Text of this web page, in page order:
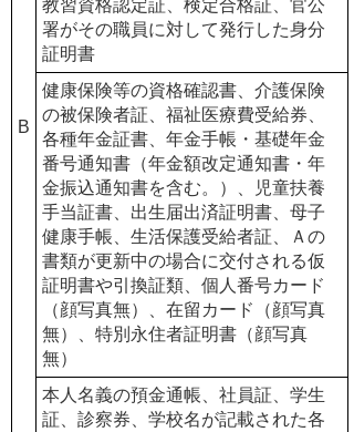
B
教習資格認定証、検定合格証、官公
署がその職員に対して発行した身分
証明書
健康保険等の資格確認書、 介護保険
の被保険者証、 福祉医療費受給券、
各種年金証書、年金手帳・基礎年金
番号通知書（年金額改定通知書・年
金振込通知書を含む。）、児童扶養
手当証書、出生届出済証明書、母子
健康手帳、生活保護受給者証、Ａの
書類が更新中の場合に交付される仮
証明書や引換証類、個人番号カード
（顔写真無）、在留カード（顔写真
無）、特別永住者証明書（顔写真
無）
本人名義の預金通帳、社員証、学生
証、診察券、学校名が記載された各